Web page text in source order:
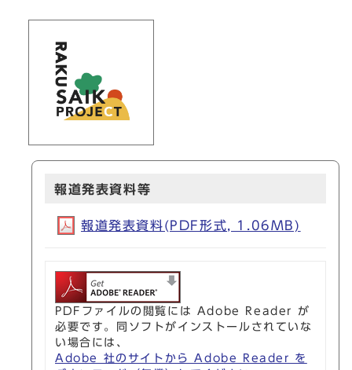
報道発表資料等
報道発表資料(PDF形式, 1.06MB)
PDFファイルの閲覧には Adobe Reader が
必要です。同ソフトがインストールされていな
い場合には、
Adobe 社のサイトから Adobe Reader を